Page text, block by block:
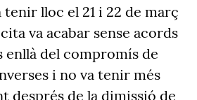
lloc el 21 i 22 de març
va acabar sense acords
enllà del compromís de
i no va tenir més
després de la dimissió de